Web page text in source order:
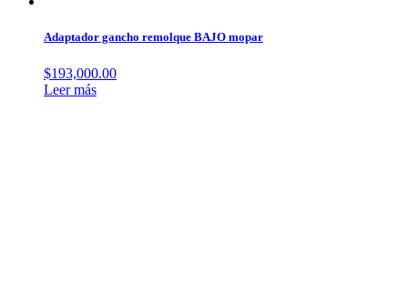
Adaptador gancho remolque BAJO mopar
$193,000.00
Leer más